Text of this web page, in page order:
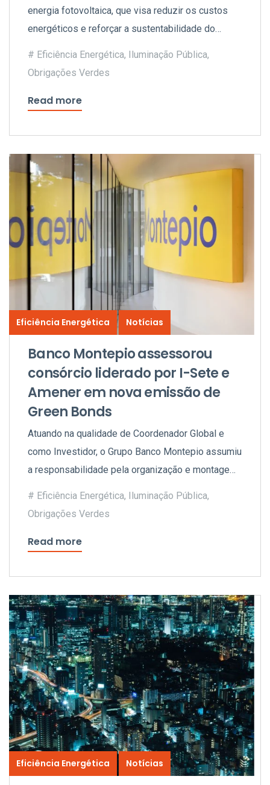
energia fotovoltaica, que visa reduzir os custos
energéticos e reforçar a sustentabilidade do
Eficiência Energética, Iluminação Pública,
Obrigações Verdes
Read more
Eficiência Energética Notícias
Banco Montepio assessorou
consórcio liderado por I-Sete e
Amener em nova emissão de
Green Bonds
Atuando na qualidade de Coordenador Global e
como Investidor, o Grupo Banco Montepio assumiu
a responsabilidade pela organização e montagem
Eficiência Energética, Iluminação Pública,
Obrigações Verdes
Read more
Eficiência Energética Notícias